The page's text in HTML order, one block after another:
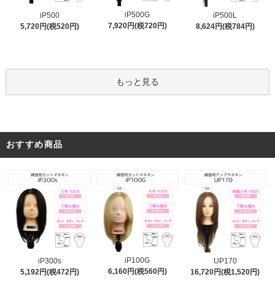
iP500
5,720円(税520円)
iP500G
7,920円(税720円)
iP500L
8,624円(税784円)
もっと見る
おすすめ商品
iP300s
5,192円(税472円)
iP100G
6,160円(税560円)
UP170
16,720円(税1,520円)